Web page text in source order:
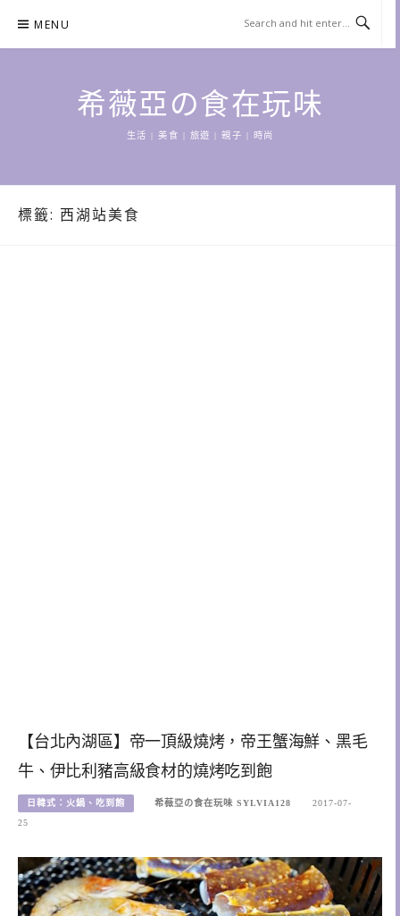
content
MENU
希薇亞の食在玩味
生活 | 美食 | 旅遊 | 親子 | 時尚
標籤: 西湖站美食
【台北內湖區】帝一頂級燒烤，帝王蟹海鮮、黑毛
牛、伊比利豬高級食材的燒烤吃到飽
日韓式：火鍋、吃到飽 希薇亞の食在玩味 SYLVIA128
2017-07-
25